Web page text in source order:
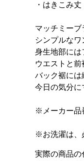
・はきこみ
マッチミーブ
シンプルなワ
身生地部には
ウエストと
バック裾には
今日の気分に
※メーカー品
※お洗濯は、
実際の商品の